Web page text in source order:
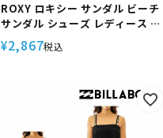
ROXY ロキシー サンダル ビーチ
サンダル シューズ レディース ぺ
たんこ 歩きやすい フラット かわ
いい おしゃれ 海 ビーチ プール シ
¥2,867税込